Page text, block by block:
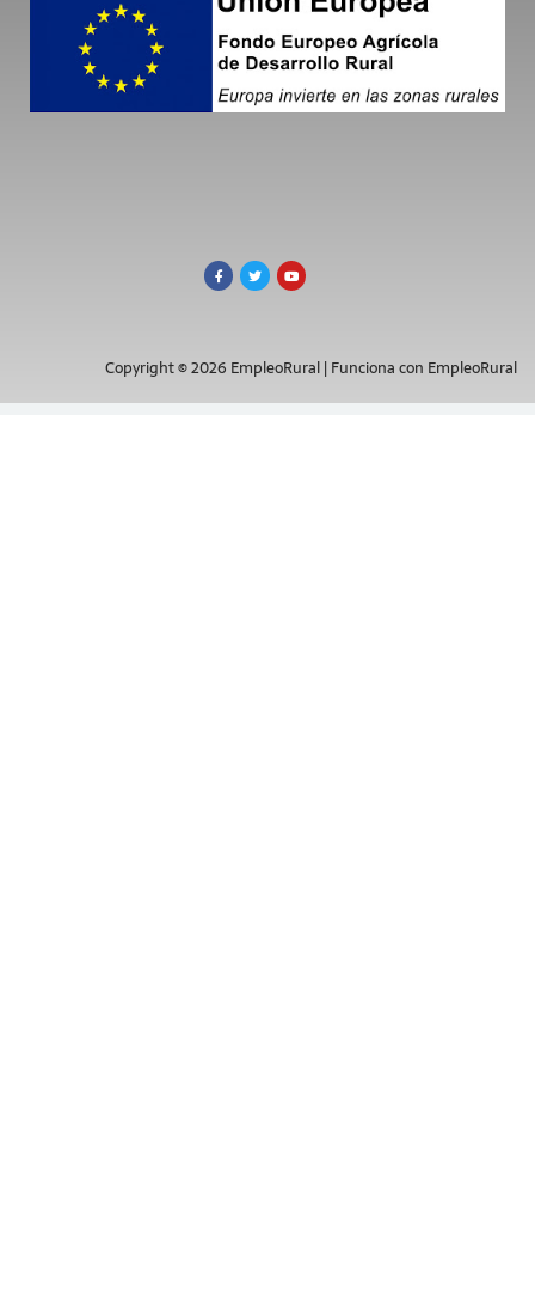
Copyright © 2026 EmpleoRural | Funciona con EmpleoRural